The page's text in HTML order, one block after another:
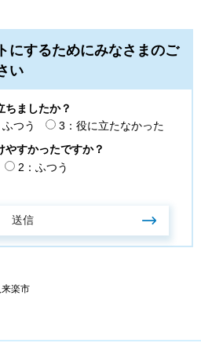
にするためにみなさまのご
い
ちましたか？
つう
3：役に立たなかった
やすかったですか？
2：ふつう
楽市